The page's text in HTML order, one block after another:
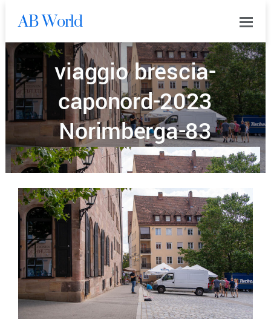
AB World
0
viaggio brescia-
caponord-2023
Norimberga-83